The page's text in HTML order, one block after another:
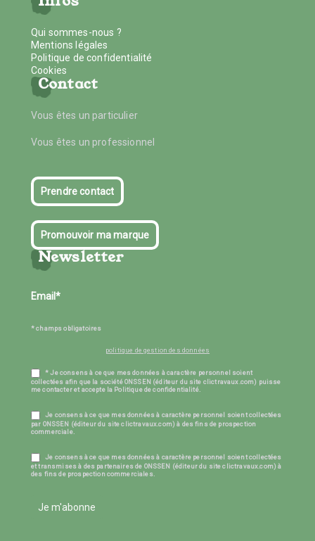
Qui sommes-nous ?
Mentions légales
Politique de confidentialité
Cookies
Contact
Vous êtes un particulier
Vous êtes un professionnel
Prendre contact
Promouvoir ma marque
Newsletter
* champs obligatoires
politique de gestion des données
* Je consens à ce que mes données à caractère personnel soient
collectées afin que la société ONSSEN (éditeur du site clictravaux.com) puisse
me contacter et accepte la Politique de confidentialité.
Je consens à ce que mes données à caractère personnel soient collectées
par ONSSEN (éditeur du site clictravaux.com) à des fins de prospection
commerciale.
Je consens à ce que mes données à caractère personnel soient collectées
et transmises à des partenaires de ONSSEN (éditeur du site clictravaux.com) à
des fins de prospection commerciales.
Je m'abonne